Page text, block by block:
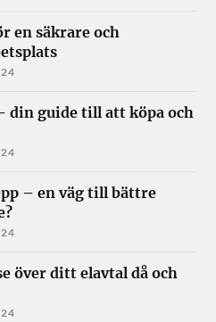
en säkrare och
din guide till att köpa och
– en väg till bättre
över ditt elavtal då och